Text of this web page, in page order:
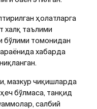
ҳолатларга
халқ таълими
бўлими томонидан
хабарда
мазкур чиқишларда
бўлмаса, танқид
салбий